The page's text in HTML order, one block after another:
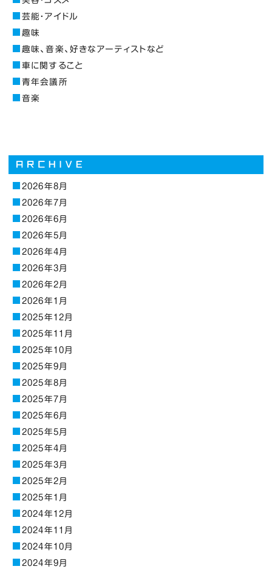
芸能・アイドル
趣味
趣味、音楽、好きなアーティストなど
車に関すること
青年会議所
音楽
2026年8月
2026年7月
2026年6月
2026年5月
2026年4月
2026年3月
2026年2月
2026年1月
2025年12月
2025年11月
2025年10月
2025年9月
2025年8月
2025年7月
2025年6月
2025年5月
2025年4月
2025年3月
2025年2月
2025年1月
2024年12月
2024年11月
2024年10月
2024年9月